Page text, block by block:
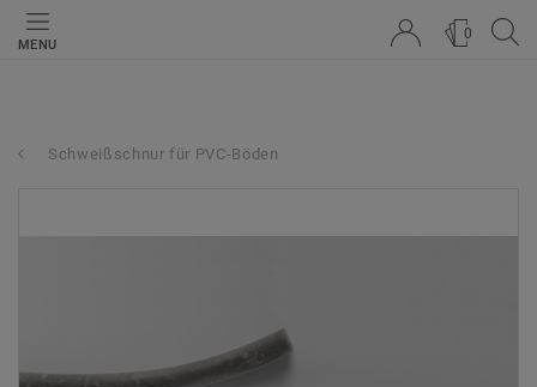
MENU
0
Schweißschnur für PVC-Böden